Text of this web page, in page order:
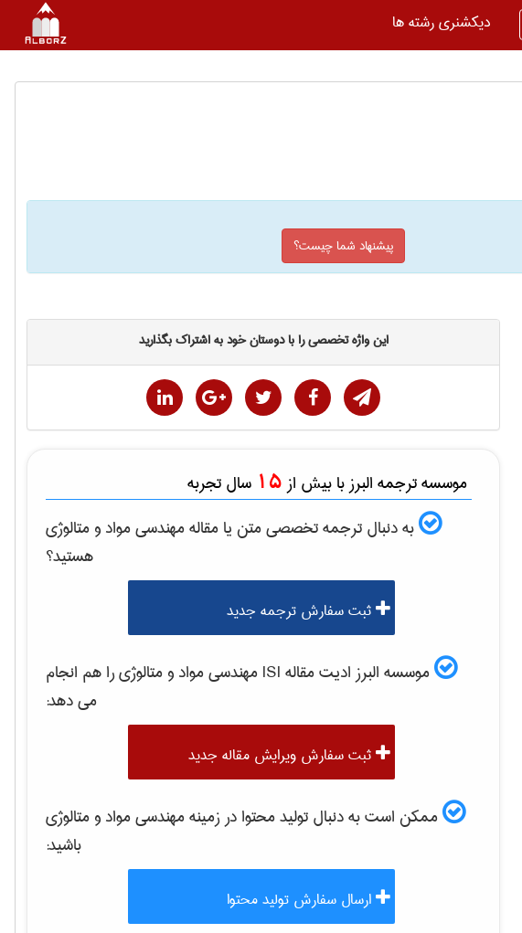
دیکشنری رشته ها
پیشنهاد شما چیست؟
این واژه تخصصی را با دوستان خود به اشتراک بگذارید
موسسه ترجمه البرز با بیش از 15 سال تجربه
به دنبال ترجمه تخصصی متن یا مقالهمهندسی مواد و متالوژی
هستید؟
ثبت سفارش ترجمه جدید
موسسه البرز ادیت مقاله ISI مهندسی مواد و متالوژیرا هم انجام
می دهد:
ثبت سفارش ویرایش مقاله جدید
ممکن است به دنبال تولید محتوا در زمینهمهندسی مواد و متالوژی
باشید:
ارسال سفارش تولید محتوا